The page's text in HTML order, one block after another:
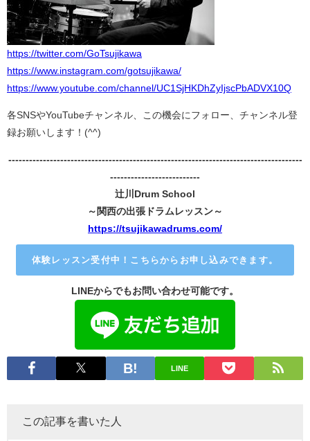
https://twitter.com/GoTsujikawa
https://www.instagram.com/gotsujikawa/
https://www.youtube.com/channel/UC1SjHKDhZyIjscPbADVX10Q
各SNSやYouTubeチャンネル、この機会にフォロー、チャンネル登
録お願いします！(^^)
-------------------------------------------------------------------------------------
--------------------------
辻川Drum School
～関西の出張ドラムレッスン～
https://tsujikawadrums.com/
体験レッスン受付中！こちらからお申し込みできます。
LINEからでもお問い合わせ可能です。
LINE
この記事を書いた人